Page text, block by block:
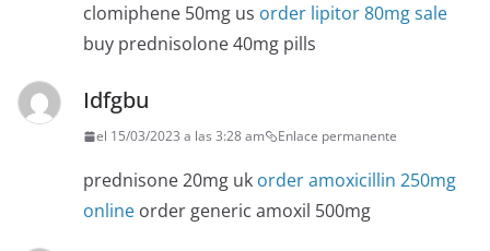
clomiphene 50mg us order lipitor 80mg sale
buy prednisolone 40mg pills
Idfgbu
el 15/03/2023 a las 3:28 am Enlace permanente
prednisone 20mg uk order amoxicillin 250mg
online order generic amoxil 500mg